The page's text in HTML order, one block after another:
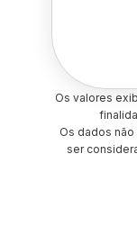
Os valores
Os dados
ser